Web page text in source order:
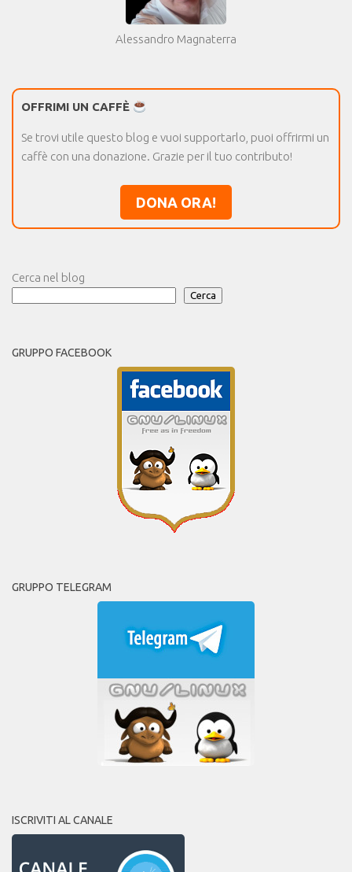
Alessandro Magnaterra
OFFRIMI UN CAFFÈ
Se trovi utile questo blog e vuoi supportarlo, puoi offrirmi un
caffè con una donazione. Grazie per il tuo contributo!
DONA ORA!
Cerca nel blog
Cerca
GRUPPO FACEBOOK
GRUPPO TELEGRAM
ISCRIVITI AL CANALE